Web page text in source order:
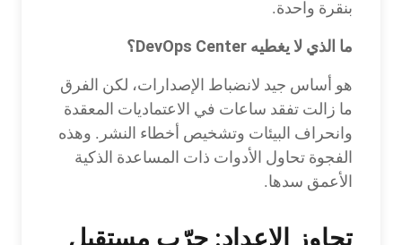
بنقرة واحدة.
ما الذي لا يغطيه DevOps Center؟
هو أساس جيد لانضباط الإصدارات، لكن الفرق
ما زالت تفقد ساعات في الاعتماديات المعقدة
وانحراف البيئات وتشخيص أخطاء النشر. وهذه
الفجوة تحاول الأدوات ذات المساعدة الذكية
الأعمق سدها.
تجاوز الإعداد: جرّب مستقبل